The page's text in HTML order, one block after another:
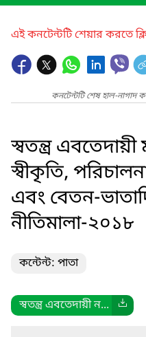
এই কনটেন্টটি শেয়ার করতে
কনটেন্টটি শেষ হাল-নাগাদ
স্বতন্ত্র এবতেদায়ী
স্বীকৃতি,
এবং বেতন-
নীতিমালা-২০১৮
কন্টেন্ট: পাতা
স্বতন্ত্র এবতেদায়ী ন...